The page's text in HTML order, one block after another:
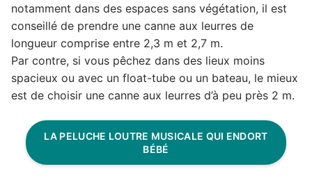
notamment dans des espaces sans végétation, il est
conseillé de prendre une canne aux leurres de
longueur comprise entre 2,3 m et 2,7 m.
Par contre, si vous pêchez dans des lieux moins
spacieux ou avec un float-tube ou un bateau, le mieux
est de choisir une canne aux leurres d’à peu près 2 m.
LA PELUCHE LOUTRE MUSICALE QUI ENDORT
BÉBÉ